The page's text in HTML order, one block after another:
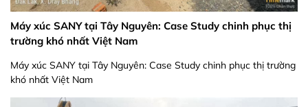
Máy xúc SANY tại Tây Nguyên: Case Study chinh phục thị
trường khó nhất Việt Nam
Máy xúc SANY tại Tây Nguyên: Case Study chinh phục thị trường
khó nhất Việt Nam